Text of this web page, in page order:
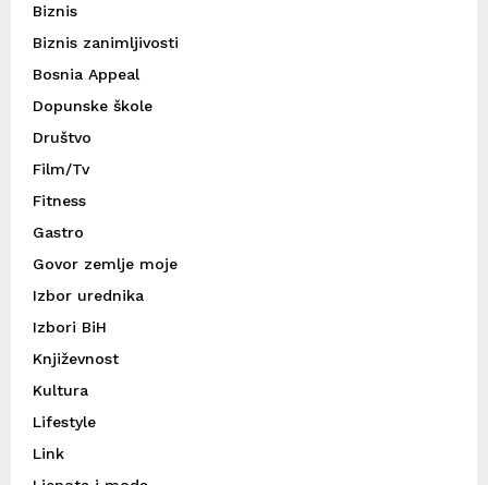
Biznis
Biznis zanimljivosti
Bosnia Appeal
Dopunske škole
Društvo
Film/Tv
Fitness
Gastro
Govor zemlje moje
Izbor urednika
Izbori BiH
Književnost
Kultura
Lifestyle
Link